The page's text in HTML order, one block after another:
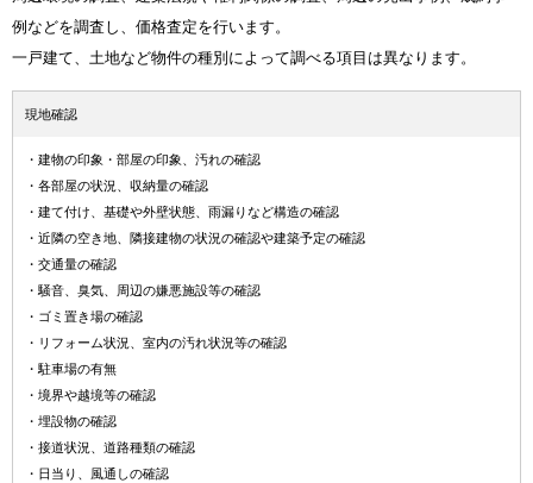
例などを調査し、価格査定を行います。
一戸建て、土地など物件の種別によって調べる項目は異なります。
現地確認
・建物の印象・部屋の印象、汚れの確認
・各部屋の状況、収納量の確認
・建て付け、基礎や外壁状態、雨漏りなど構造の確認
・近隣の空き地、隣接建物の状況の確認や建築予定の確認
・交通量の確認
・騒音、臭気、周辺の嫌悪施設等の確認
・ゴミ置き場の確認
・リフォーム状況、室内の汚れ状況等の確認
・駐車場の有無
・境界や越境等の確認
・埋設物の確認
・接道状況、道路種類の確認
・日当り、風通しの確認